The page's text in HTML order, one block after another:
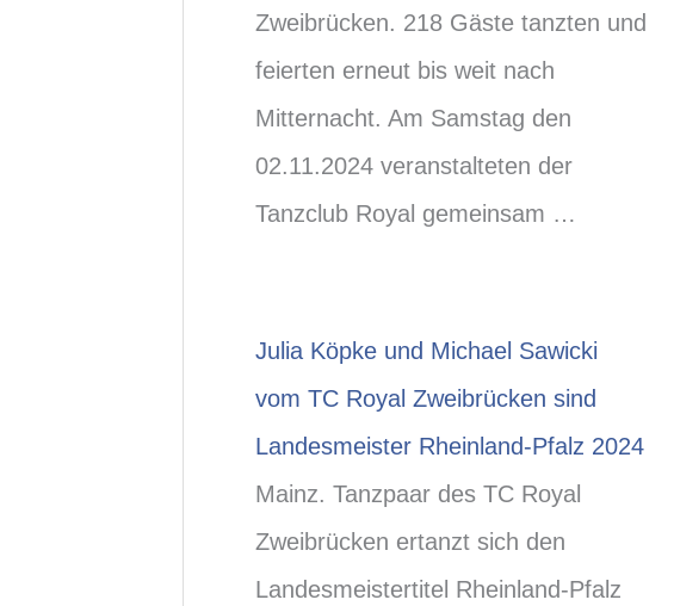
Zweibrücken. 218 Gäste tanzten und
feierten erneut bis weit nach
Mitternacht. Am Samstag den
02.11.2024 veranstalteten der
Tanzclub Royal gemeinsam …
Julia Köpke und Michael Sawicki
vom TC Royal Zweibrücken sind
Landesmeister Rheinland-Pfalz 2024
Mainz. Tanzpaar des TC Royal
Zweibrücken ertanzt sich den
Landesmeistertitel Rheinland-Pfalz